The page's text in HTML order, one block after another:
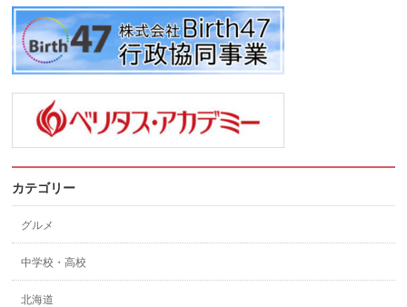
カテゴリー
グルメ
中学校・高校
北海道